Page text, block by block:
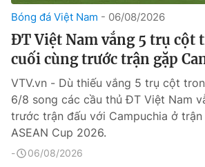
Bóng đá Việt Nam 06/08/2026
ĐT Việt Nam vắng 5 trụ cột
cuối cùng trước trận gặp
VTV.vn - Dù thiếu vắng 5 trụ cột
6/8 song các cầu thủ ĐT Việt Nam
trước trận đấu với Campuchia ở
ASEAN Cup 2026.
06/08/2026